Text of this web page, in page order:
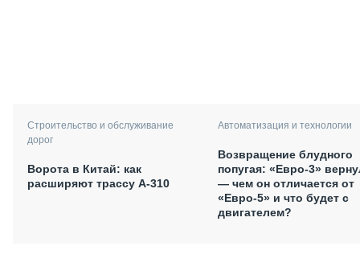
Строительство и обслуживание
дорог
Ворота в Китай: как
расширяют трассу А-310
Автоматизация и технологии
Возвращение блудного
попугая: «Евро-3»
— чем он отличается от
«Евро-5» и что будет с
двигателем?